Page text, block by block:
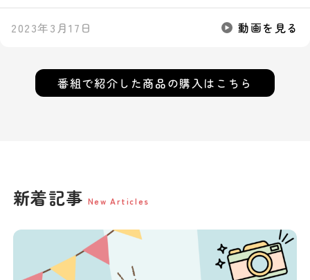
2023年3月17日 動画を見る
番組で紹介した商品の購入はこちら
新着記事 New Articles